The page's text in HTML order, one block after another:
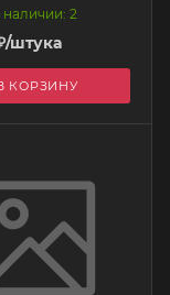
626 403 HOFER
наличии: 2
/штука
КОРЗИНУ